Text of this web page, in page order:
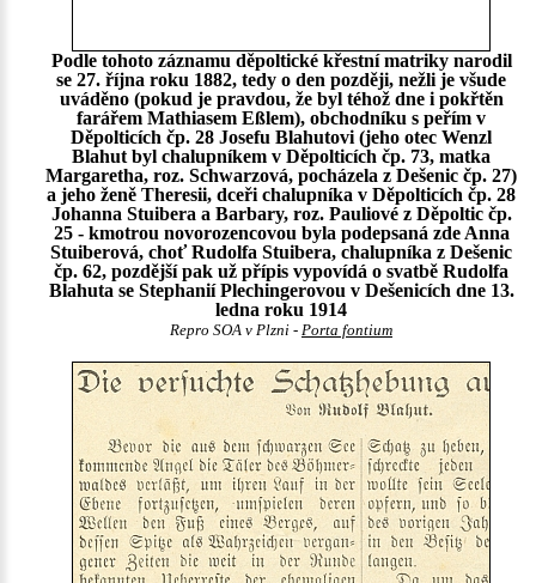
Podle tohoto záznamu děpoltické křestní matriky narodil
se 27. října roku 1882, tedy o den později, nežli je všude
uváděno (pokud je pravdou, že byl téhož dne i pokřtěn
farářem Mathiasem Eßlem), obchodníku s peřím v
Děpolticích čp. 28 Josefu Blahutovi (jeho otec Wenzl
Blahut byl chalupníkem v Děpolticích čp. 73, matka
Margaretha, roz. Schwarzová, pocházela z Dešenic čp. 27)
a jeho ženě Theresii, dceři chalupníka v Děpolticích čp. 28
Johanna Stuibera a Barbary, roz. Pauliové z Děpoltic čp.
25 - kmotrou novorozencovou byla podepsaná zde Anna
Stuiberová, choť Rudolfa Stuibera, chalupníka z Dešenic
čp. 62, pozdější pak už přípis vypovídá o svatbě Rudolfa
Blahuta se Stephanií Plechingerovou v Dešenicích dne 13.
ledna roku 1914
Repro SOA v Plzni - Porta fontium